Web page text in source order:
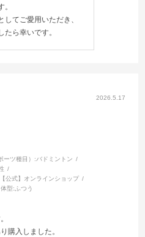
てご愛用いただき、
ら幸いです。
2026.5.17
ーツ種目）:バドミントン
公式】オンラインショップ
体型: ふつう
購入しました。